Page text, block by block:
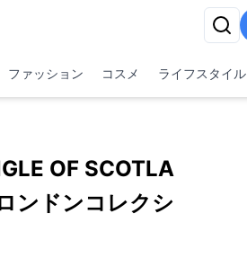
ファッション コスメ ライフスタイル
OF SCOTLA
ンドンコレクシ